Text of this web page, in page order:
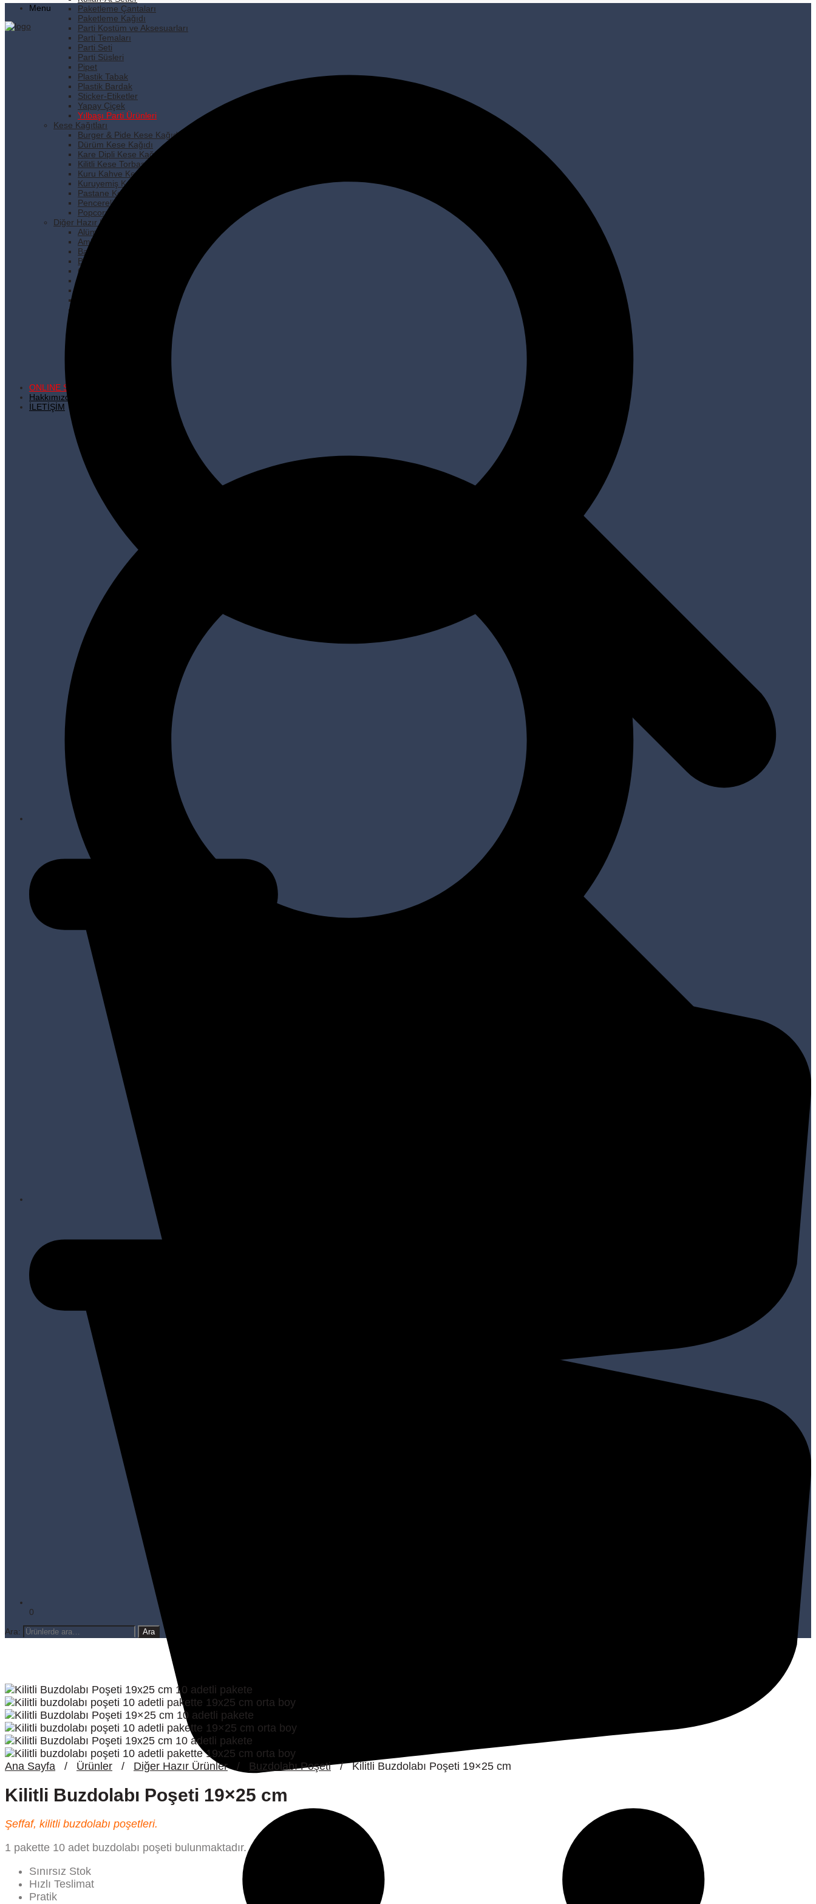
Paketleme Çantaları
Paketleme Kağıdı
Parti Kostüm ve Aksesuarları
Parti Temaları
Parti Seti
Parti Süsleri
Pipet
Plastik Tabak
Plastik Bardak
Sticker-Etiketler
Yapay Çiçek
Yılbaşı Parti Ürünleri
Kese Kağıtları
Burger & Pide Kese Kağıdı
Dürüm Kese Kağıdı
Kare Dipli Kese Kağıdı
Kilitli Kese Torbası
Kuru Kahve Kese Kağıdı
Kuruyemiş Kese Kağıdı
Pastane Kese Kağıdı
Pencereli Kese Kağıdı
Popcorn Kese Kağıdı
Diğer Hazır Ürünler
Alüminyum Folyo
Ambalaj Lastiği
Bakkaliye Torbası
Buzdolabı Poşeti
Çöp Poşetleri
ONLINE SATIŞ
Hakkımızda
İLETİŞİM
Menu
0
Ara:
Ana Sayfa / Ürünler / Diğer Hazır Ürünler/ Buzdolabı Poşeti/Kilitli Buzdolabı Poşeti 19×25 cm
Kilitli Buzdolabı Poşeti 19×25 cm
Şeffaf, kilitli buzdolabı poşetleri.
1 pakette 10 adet buzdolabı poşeti bulunmaktadır.
Sınırsız Stok
Hızlı Teslimat
Pratik